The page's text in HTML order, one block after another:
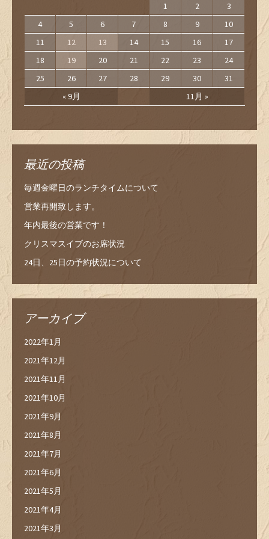
« 9月 11月 »
1 2
3
4
5 6 7 8 9
10
11
12 13 14 15 16
17
18
19 20 21 22 23
24
25
26 27 28 29 30 31
最近の投稿
毎週金曜日のランチタイムについて
営業再開致します。
年内最後の営業です！
クリスマスイブのお席状況
24日、25日の予約状況について
アーカイブ
2022年1月
2021年12月
2021年11月
2021年10月
2021年9月
2021年8月
2021年7月
2021年6月
2021年5月
2021年4月
2021年3月